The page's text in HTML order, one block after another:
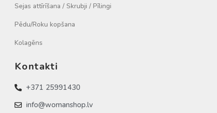
Sejas attīrīšana / Skrubji / Pīlingi
Pēdu/Roku kopšana
Kolagēns
Kontakti
+371 25991430
info@womanshop.lv